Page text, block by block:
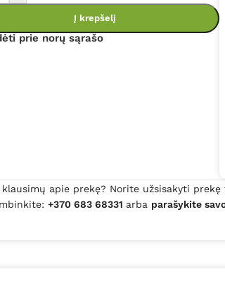
Į krepšelį
prie norų sąrašo
apie prekę? Norite užsisakyti prekę
+370 683 68331 arba parašykite